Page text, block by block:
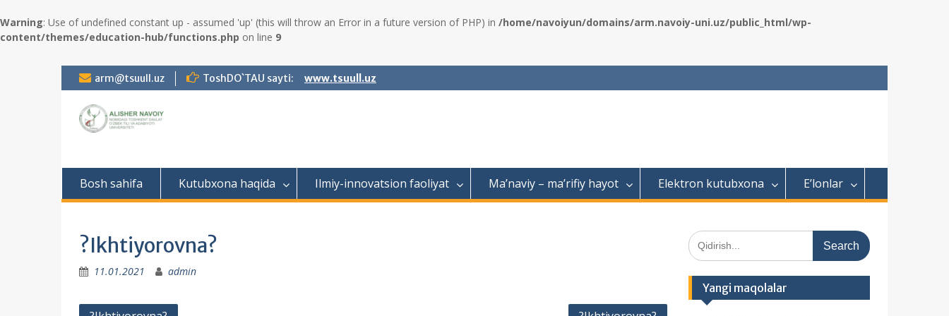
Warning: Use of undefined constant up - assumed 'up' (this will throw an Error in a future version of PHP) in /home/navoiyun/domains/arm.navoiy-uni.uz/public_html/wp-
content/themes/education-hub/functions.php on line 9
k
t
arm@tsuull.uz ToshDO`TAU sayti: www.tsuull.uz
Bosh sahifa Kutubxona haqida Ilmiy-innovatsion faoliyat Ma’naviy – ma’rifiy hayot Elektron kutubxona E’lonlar
?Ikhtiyorovna?
11.01.2021 admin
S
e
c
Yangi maqolalar